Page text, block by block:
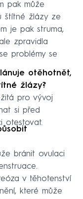
pak může
štítné žlázy ze
je pak struma,
zpravidla
problémy se
otěhotnět,
žlázy?
pro vývoj
si před
otestovat.
bránit ovulaci
v těhotenství
které může